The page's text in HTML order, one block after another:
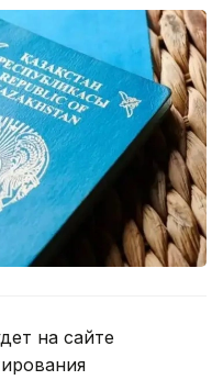
на сайте